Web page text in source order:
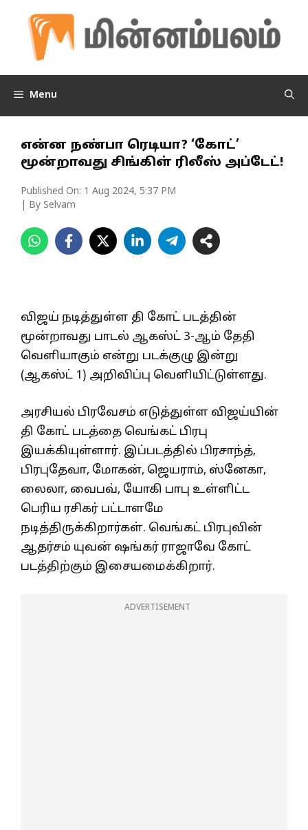
content
Menu
என்ன நண்பா ரெடியா? ‘கோட்’
மூன்றாவது சிங்கிள் ரிலீஸ் அப்டேட்!
Published On: 1 Aug 2024, 5:37 PM
| By Selvam
விஜய் நடித்துள்ள தி கோட் படத்தின்
மூன்றாவது பாடல் ஆகஸ்ட் 3-ஆம் தேதி
வெளியாகும் என்று படக்குழு இன்று
(ஆகஸ்ட் 1) அறிவிப்பு வெளியிட்டுள்ளது.
அரசியல் பிரவேசம் எடுத்துள்ள விஜய்யின்
தி கோட் படத்தை வெங்கட் பிரபு
இயக்கியுள்ளார். இப்படத்தில் பிரசாந்த்,
பிரபுதேவா, மோகன், ஜெயராம், ஸ்னேகா,
லைலா, வைபவ், யோகி பாபு உள்ளிட்ட
பெரிய ரசிகர் பட்டாளமே
நடித்திருக்கிறார்கள். வெங்கட் பிரபுவின்
ஆதர்சம் யுவன் ஷங்கர் ராஜாவே கோட்
படத்திற்கும் இசையமைக்கிறார்.
ADVERTISEMENT